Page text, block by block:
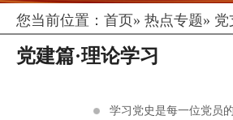
您当前位置： 首页» 热点专题» 党
党建篇·理论学习
学习党史是每一位党员